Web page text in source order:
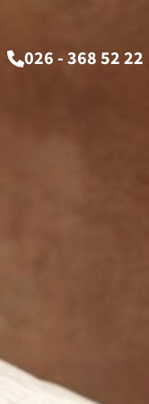
026 - 368 52 22